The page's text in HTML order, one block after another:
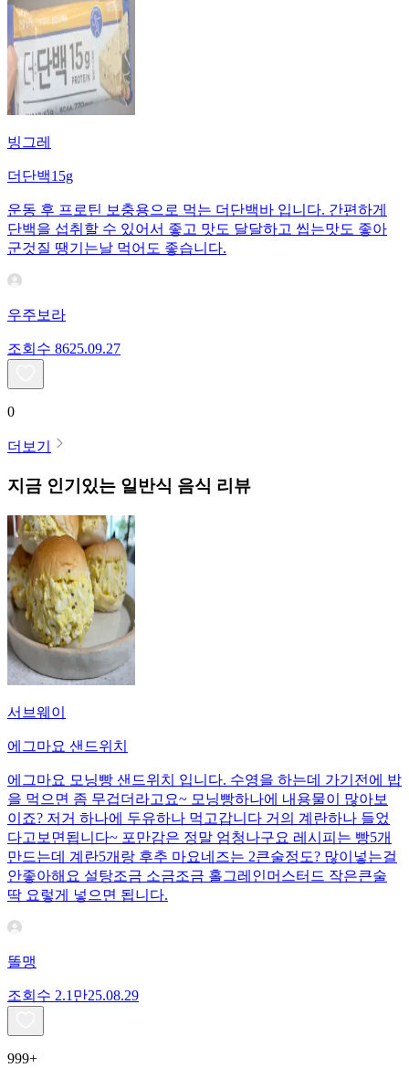
빙그레
더단백15g
운동 후 프로틴 보충용으로 먹는 더단백바 입니다. 간편하게
단백을 섭취할 수 있어서 좋고 맛도 달달하고 씹는맛도 좋아
군것질 땡기는날 먹어도 좋습니다.
우주보라
조회수 8625.09.27
0
더보기
지금 인기있는 일반식 음식 리뷰
서브웨이
에그마요 샌드위치
에그마요 모닝빵 샌드위치 입니다. 수영을 하는데 가기전에 밥
을 먹으면 좀 무겁더라고요~ 모닝빵하나에 내용물이 많아보
이죠? 저거 하나에 두유하나 먹고갑니다 거의 계란하나 들었
다고보면됩니다~ 포만감은 정말 엄청나구요 레시피는 빵5개
만드는데 계란5개랑 후추 마요네즈는 2큰술정도? 많이넣는걸
안좋아해요 설탕조금 소금조금 홀그레인머스터드 작은큰술
딱 요렇게 넣으면 됩니다.
똘맹
조회수 2.1만25.08.29
999+